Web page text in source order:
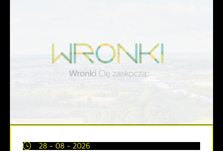
28 - 08 - 2026